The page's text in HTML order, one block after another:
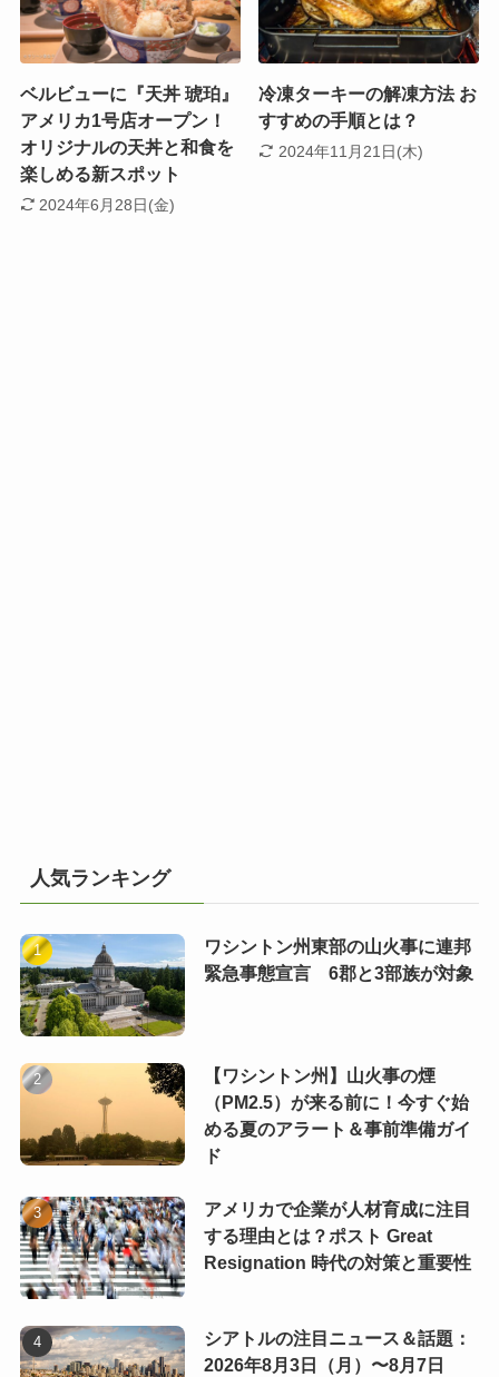
ベルビューに『天丼 琥珀』
アメリカ1号店オープン！
オリジナルの天丼と和食を
楽しめる新スポット
2024年6月28日(金)
冷凍ターキーの解凍方法 お
すすめの手順とは？
2024年11月21日(木)
人気ランキング
ワシントン州東部の山火事に連邦
緊急事態宣言 6郡と3部族が対象
【ワシントン州】山火事の煙
（PM2.5）が来る前に！今すぐ始
める夏のアラート＆事前準備ガイ
ド
アメリカで企業が人材育成に注目
する理由とは？ポスト Great
Resignation 時代の対策と重要性
シアトルの注目ニュース＆話題：
2026年8月3日（月）〜8月7日